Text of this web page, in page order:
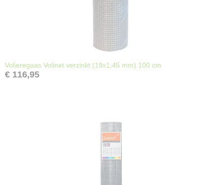
Volieregaas Volinet verzinkt (19x1,45 mm) 100 cm
€ 116,95